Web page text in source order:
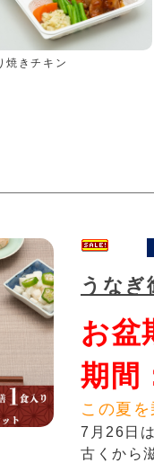
焼きチキン
うなぎ
お盆
期間
この夏
7月26日
古くから